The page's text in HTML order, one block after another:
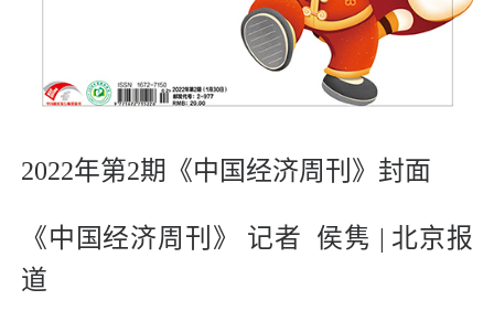
2022年第2期《中国经济周刊》封面
《中国经济周刊》 记者 侯隽 | 北京报
道